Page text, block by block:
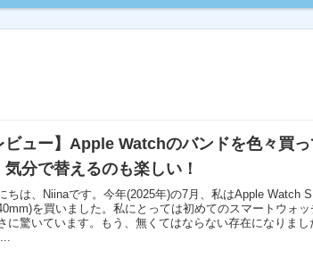
ビュー】Apple Watchのバンドを色々買
気分で替えるのも楽しい！
ちは、Niinaです。今年(2025年)の7月、私はApple Watch
を買いました。私にとっては初めてのスマートウォ
に驚いています。もう、無くてはならない存在になりまし